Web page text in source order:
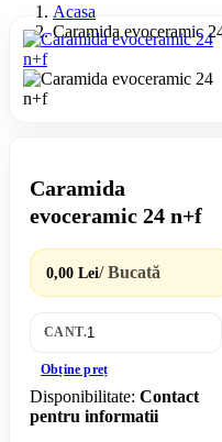
Acasa
Caramida evoceramic
Caramida
evoceramic 24 n+f
0,00 Lei/ Bucată
CANT.
Obține preț
Disponibilitate: Contact
pentru informatii